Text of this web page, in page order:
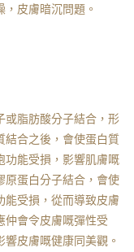
皮膚暗沉問題。
或脂肪酸分子結合，形
結合之後，會使蛋白質
功能受損，影響肌膚嘅
原蛋白分子結合，會使
能受損，從而導致皮膚
仲會令皮膚嘅彈性受
皮膚嘅健康同美觀。